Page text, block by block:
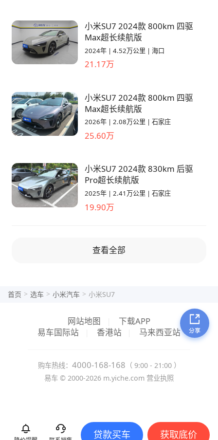
个级别的水平，cup2浙赛1′38 这点非常厉害，
毕竟Max价格是对标330这些车的，而ultra才是
对标M AMG等 所以说Ultra是性能维度更优秀的
产品 而Max则是更贴近日常生活的一款驾驶者
之车
小米SU7 2024款 800km 四驱
Max超长续航版
2024年 | 4.52万公里 | 海口
21.17万
小米SU7 2024款 800km 四驱
Max超长续航版
2026年 | 2.08万公里 | 石家庄
25.60万
小米SU7 2024款 830km 后驱
Pro超长续航版
2025年 | 2.41万公里 | 石家庄
19.90万
查看全部
首页 > 选车 > 小米汽车 > 小米SU7
网站地图
下载APP
易车国际站
香港站 马来西亚站
购车热线： 4000-168-168 （ 9:00 - 21:00 ）
易车 © 2000-2026 m.yiche.com 营业执照
获取底价
贷款买车